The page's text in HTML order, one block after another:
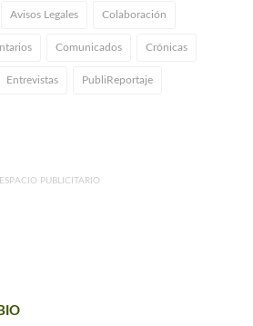
Avisos Legales Colaboración
Comunicados Crónicas
Entrevistas PubliReportaje
ESPACIO PUBLICITARIO